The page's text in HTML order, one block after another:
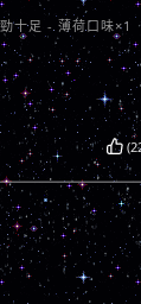
十足 - 薄荷口味×1